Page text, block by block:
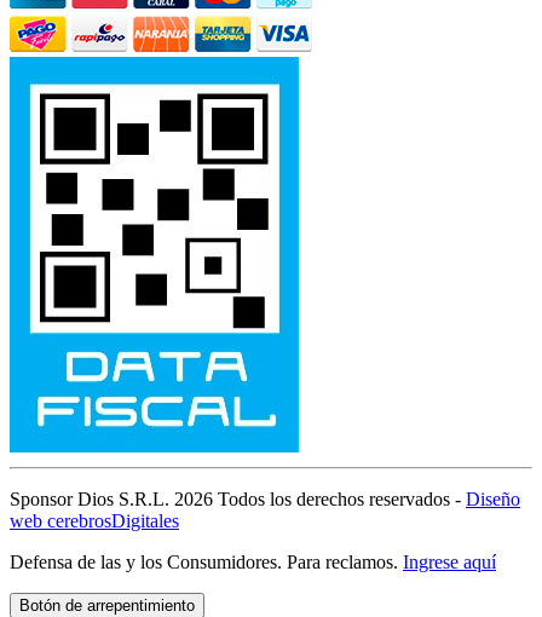
Sponsor Dios S.R.L. 2026 Todos los derechos reservados - Diseño
web cerebrosDigitales
Defensa de las y los Consumidores. Para reclamos. Ingrese aquí
Botón de arrepentimiento